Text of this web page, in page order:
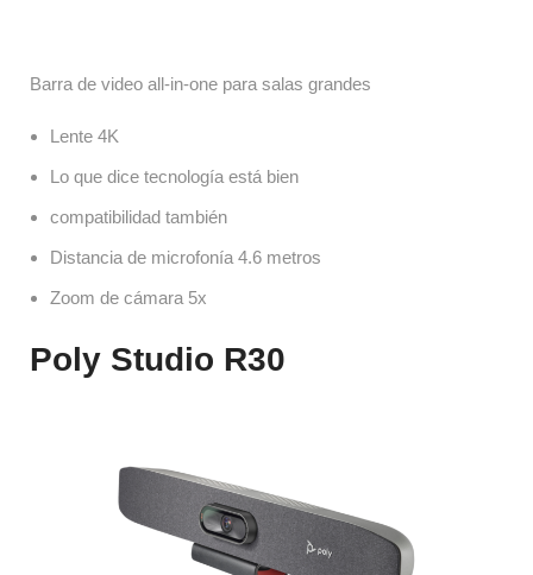
Barra de video all-in-one para salas grandes
Lente 4K
Lo que dice tecnología está bien
compatibilidad también
Distancia de microfonía 4.6 metros
Zoom de cámara 5x
Poly Studio R30